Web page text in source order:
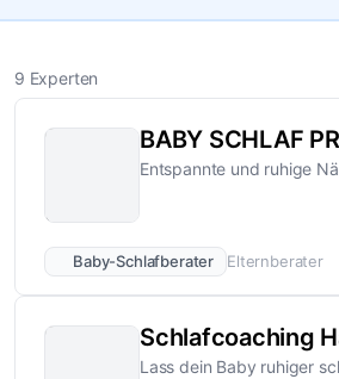
9 Experten
BABY SCHLAF
Entspannte und ruhige
Baby-Schlafberater Elternberater
Schlafcoaching
Lass dein Baby ruhiger